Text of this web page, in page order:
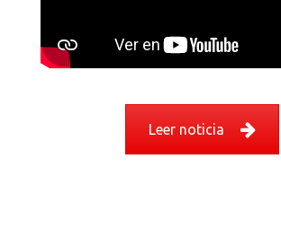
Leer noticia